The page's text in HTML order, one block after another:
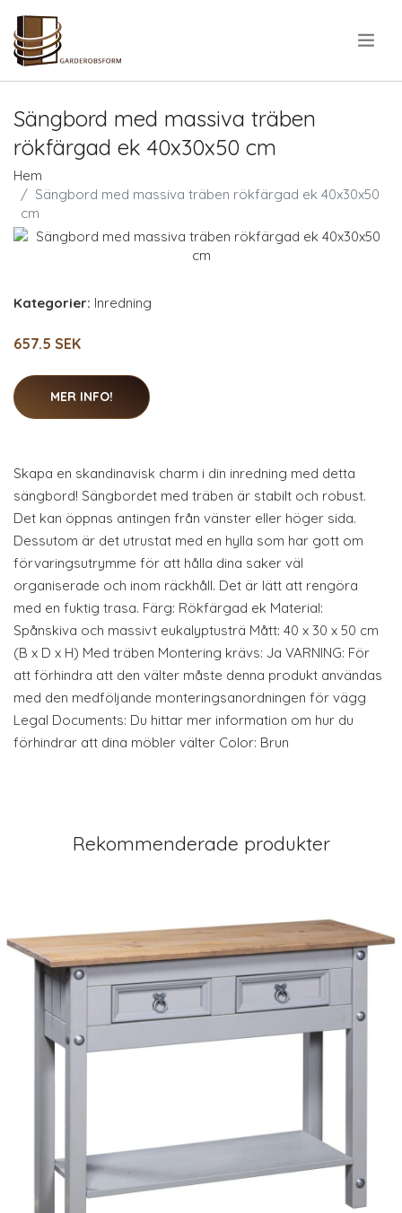
Sängbord med massiva träben
rökfärgad ek 40x30x50 cm
Hem
Sängbord med massiva träben rökfärgad ek 40x30x50
cm
Kategorier: Inredning
657.5 SEK
MER INFO!
Skapa en skandinavisk charm i din inredning med detta
sängbord! Sängbordet med träben är stabilt och robust.
Det kan öppnas antingen från vänster eller höger sida.
Dessutom är det utrustat med en hylla som har gott om
förvaringsutrymme för att hålla dina saker väl
organiserade och inom räckhåll. Det är lätt att rengöra
med en fuktig trasa. Färg: Rökfärgad ek Material:
Spånskiva och massivt eukalyptusträ Mått: 40 x 30 x 50 cm
(B x D x H) Med träben Montering krävs: Ja VARNING: För
att förhindra att den välter måste denna produkt användas
med den medföljande monteringsanordningen för vägg
Legal Documents: Du hittar mer information om hur du
förhindrar att dina möbler välter Color: Brun
Rekommenderade produkter